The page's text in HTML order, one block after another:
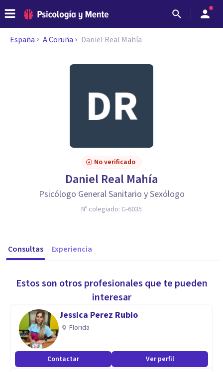
España A Coruña Daniel Real Mahía
No verificado
Daniel Real Mahía
Psicólogo General Sanitario y Sexólogo
Nº colegiado: G-6035
Consultas Experiencia
Estos son otros profesionales que te pueden
interesar
Jessica Perez Rubio
Florida
Contactar Ver perfil